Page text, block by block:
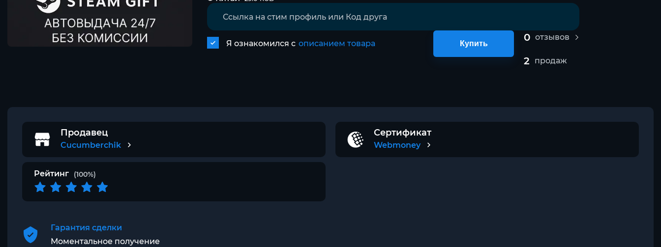
Я ознакомился с описанием товара Купить
0 отзывов
2 продаж
Продавец
Cucumberchik
Сертификат
Webmoney
Рейтинг (100%)
Гарантия сделки
Моментальное получение